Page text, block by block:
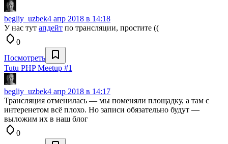
begliy_uzbek4 апр 2018 в 14:18
У нас тут апдейт по трансляции, простите ((
0
Посмотреть
Tutu PHP Meetup #1
begliy_uzbek4 апр 2018 в 14:17
Трансляция отменилась — мы поменяли площадку, а там с
интеренетом всё плохо. Но записи обязательно будут —
выложим их в наш блог
0